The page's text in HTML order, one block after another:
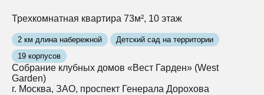
Трехкомнатная квартира 73м², 10 этаж
2 км длина набережной
Детский сад на территории
19 корпусов
Собрание клубных домов «Вест Гарден» (West
Garden)
г. Москва, ЗАО, проспект Генерала Дорохова